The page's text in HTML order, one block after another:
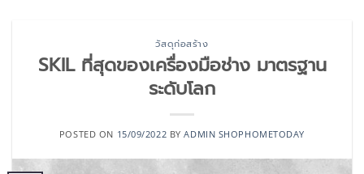
วัสดุก่อสร้าง
SKIL ที่สุดของเครื่องมือช่าง มาตรฐาน
ระดับโลก
POSTED ON 15/09/2022 BYADMIN SHOPHOMETODAY